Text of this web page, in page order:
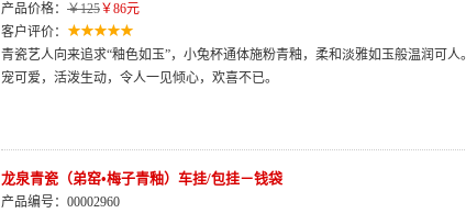
产品价格： ￥125￥86元
客户评价：
青瓷艺人向来追求“釉色如玉”，小兔杯通体施粉青釉，柔和淡雅如玉般温润可
宠可爱，活泼生动，令人一见倾心，欢喜不已。
龙泉青瓷（弟窑•梅子青釉）车挂/包挂－钱袋
产品编号：00002960